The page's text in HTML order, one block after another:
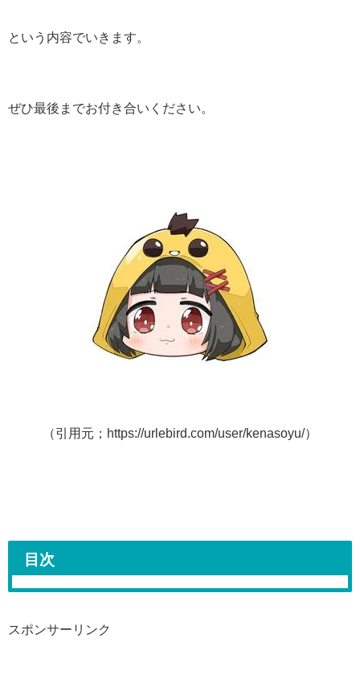
という内容でいきます。
ぜひ最後までお付き合いください。
（引用元；https://urlebird.com/user/kenasoyu/）
目次
スポンサーリンク